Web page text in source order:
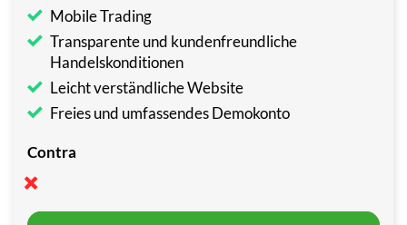
Mobile Trading
Transparente und kundenfreundliche
Handelskonditionen
Leicht verständliche Website
Freies und umfassendes Demokonto
Contra